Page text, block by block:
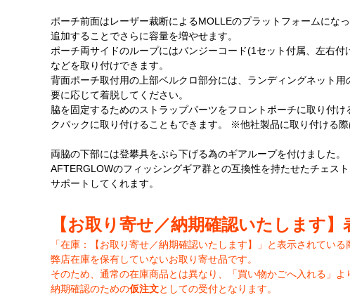
ポーチ前面はレーザー裁断によるMOLLEのプラットフォームにな
追加することでさらに容量を増やせます。
ポーチ両サイドのループにはバンジーコード(1セット付属、左右
などを取り付けできます。
背面ポーチ取付用の上部ベルクロ部分には、ランディングネット
要に応じて着脱してください。
脇を固定するためのストラップパーツをフロントポーチに取り付
クパックに取り付けることもできます。 ※他社製品に取り付ける際
両脇の下部には登攀具をぶら下げる為のギアループを付けました。
AFTERGLOWのフィッシングギア群との互換性を持たせたチェス
サポートしてくれます。
【お取り寄せ／納期確認いたします
「在庫：【お取り寄せ／納期確認いたします】」と表示されている
弊店在庫を保有していないお取り寄せ品です。
そのため、通常の在庫商品とは異なり、「買い物かごへ入れる」よ
納期確認のための仮注文としての受付となります。